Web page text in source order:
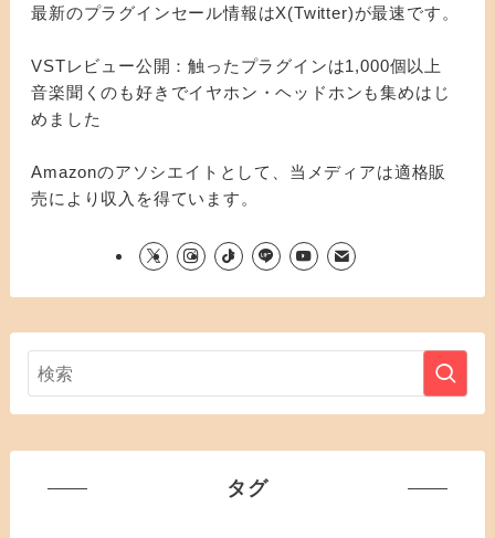
最新のプラグインセール情報はX(Twitter)が最速です。
VSTレビュー公開：触ったプラグインは1,000個以上
音楽聞くのも好きでイヤホン・ヘッドホンも集めはじ
めました
Amazonのアソシエイトとして、当メディアは適格販
売により収入を得ています。
タグ